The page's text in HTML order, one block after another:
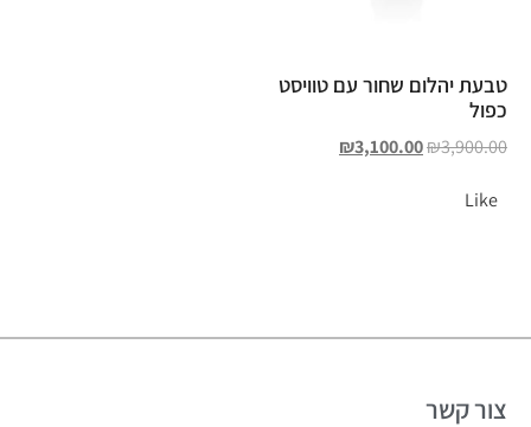
טבעת יהלום שחור עם טוויסט
כפול
₪3,900.00
₪3,100.00
Like
צור קשר